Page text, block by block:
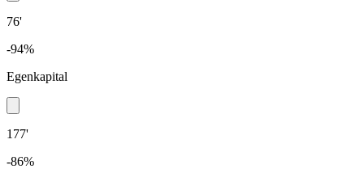
76'
-94%
Egenkapital
177'
-86%